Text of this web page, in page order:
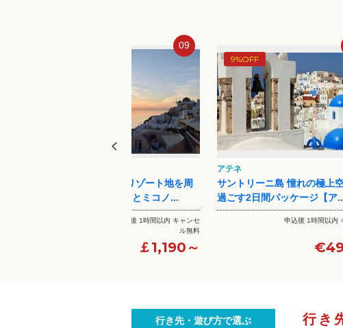
10
サントリーニ島 憧れの極上空間で
過ごす2日間パッケージ【ア...
申込後 1時間以内 キャンセ
ル無料
€490～
フランクフルト
フランクフルト発 エーゲ海
2つの島周遊 サントリーニ...
申込後 1時間以内
行き
行き先・遊び方で選ぶ